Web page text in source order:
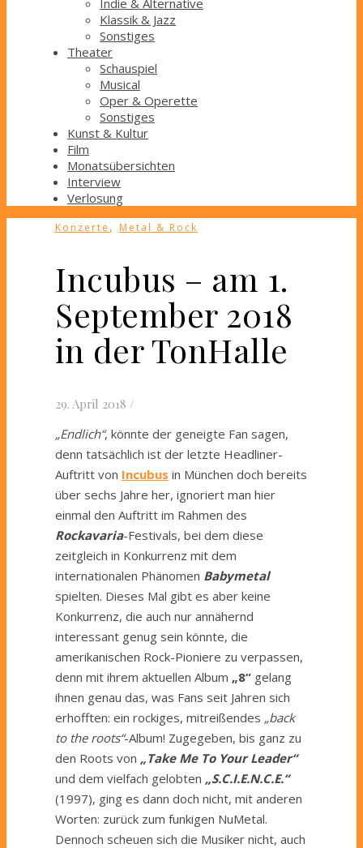
Indie & Alternative
Klassik & Jazz
Sonstiges
Theater
Schauspiel
Musical
Oper & Operette
Sonstiges
Kunst & Kultur
Film
Monatsübersichten
Interview
Verlosung
Konzerte , Metal & Rock
Incubus – am 1.
September 2018
in der TonHalle
29. April 2018 /
„Endlich“, könnte der geneigte Fan sagen,
denn tatsächlich ist der letzte Headliner-
Auftritt von Incubus in München doch bereits
über sechs Jahre her, ignoriert man hier
einmal den Auftritt im Rahmen des
Rockavaria-Festivals, bei dem diese
zeitgleich in Konkurrenz mit dem
internationalen Phänomen Babymetal
spielten. Dieses Mal gibt es aber keine
Konkurrenz, die auch nur annähernd
interessant genug sein könnte, die
amerikanischen Rock-Pioniere zu verpassen,
denn mit ihrem aktuellen Album „8“ gelang
ihnen genau das, was Fans seit Jahren sich
erhofften: ein rockiges, mitreißendes „back
to the roots“-Album! Zugegeben, bis ganz zu
den Roots von „Take Me To Your Leader“
und dem vielfach gelobten „S.C.I.E.N.C.E.“
(1997), ging es dann doch nicht, mit anderen
Worten: zurück zum funkigen NuMetal.
Dennoch scheuen sich die Musiker nicht, auch